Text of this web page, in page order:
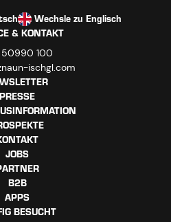
Wechsle zu Englisch
& KONTAKT
50990 100
ischgl.com
PRESSE
JOBS
B2B
APPS
BESUCHT